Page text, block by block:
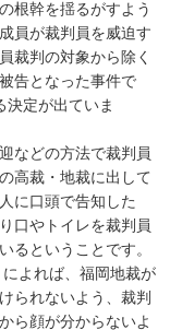
根幹を揺るがすよう
員が裁判員を威迫す
裁判の対象から除く
告となった事件で
決定が出ていま
などの方法で裁判員
高裁・地裁に出して
に口頭で告知した
口やトイレを裁判員
るということです。
よれば、福岡地裁が
られないよう、裁判
ら顔が分からないよ